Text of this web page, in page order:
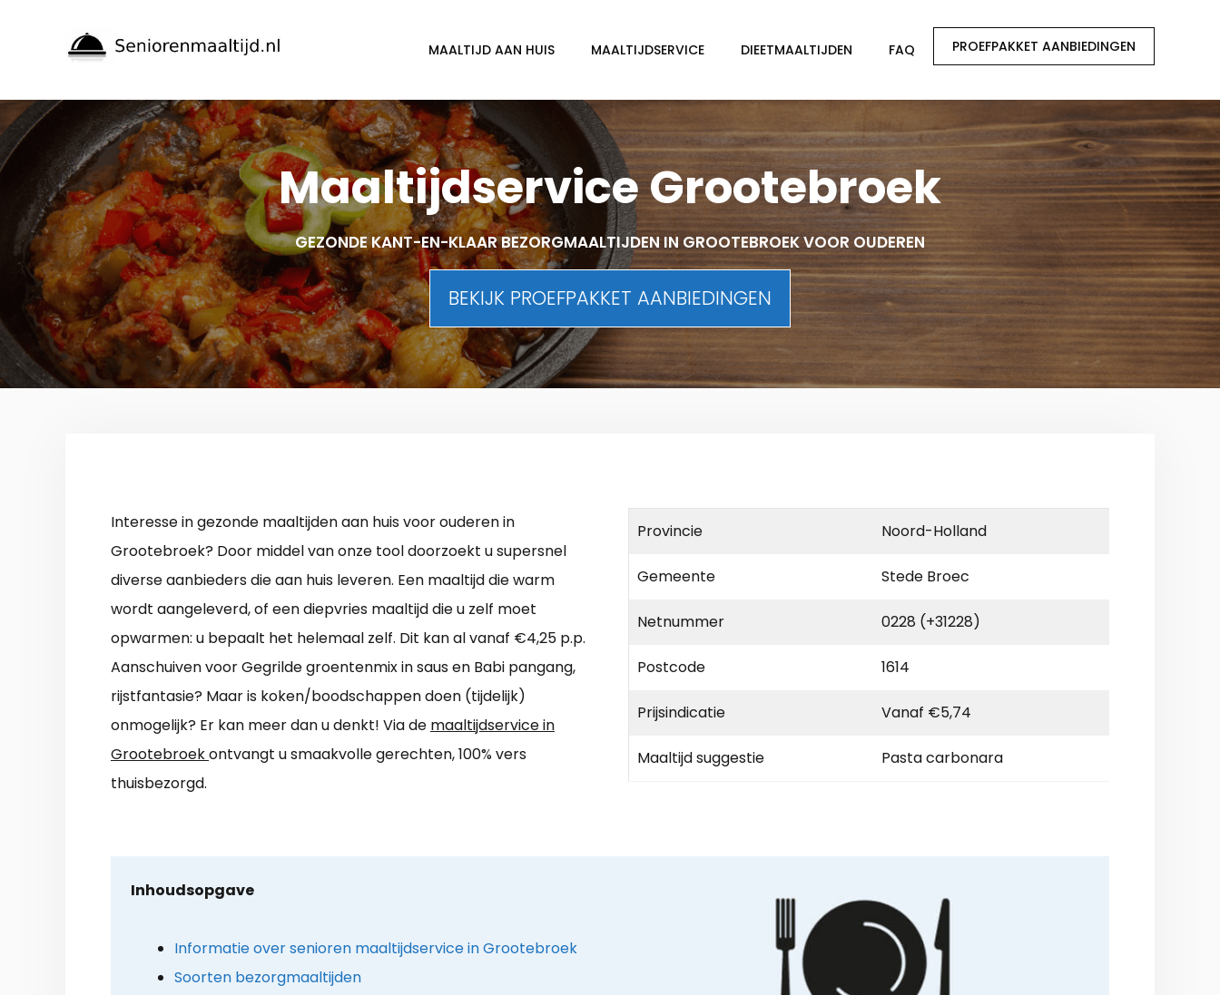
MAALTIJD AAN HUIS MAALTIJDSERVICE DIEETMAALTIJDEN FAQ PROEFPAKKET AANBIEDINGEN
Maaltijdservice Grootebroek
GEZONDE KANT-EN-KLAAR BEZORGMAALTIJDEN IN GROOTEBROEK VOOR OUDEREN
BEKIJK PROEFPAKKET AANBIEDINGEN
Interesse in gezonde maaltijden aan huis voor ouderen in
Grootebroek? Door middel van onze tool doorzoekt u supersnel
diverse aanbieders die aan huis leveren. Een maaltijd die warm
wordt aangeleverd, of een diepvries maaltijd die u zelf moet
opwarmen: u bepaalt het helemaal zelf. Dit kan al vanaf €4,25 p.p.
Aanschuiven voor Gegrilde groentenmix in saus en Babi pangang,
rijstfantasie? Maar is koken/boodschappen doen (tijdelijk)
onmogelijk? Er kan meer dan u denkt! Via de maaltijdservice in
Grootebroekontvangt u smaakvolle gerechten, 100% vers
thuisbezorgd.
Provincie Noord-Holland
Gemeente Stede Broec
Netnummer 0228 (+31228)
Postcode 1614
Prijsindicatie Vanaf €5,74
Maaltijd suggestie Pasta carbonara
Inhoudsopgave
Informatie over senioren maaltijdservice in Grootebroek
Soorten bezorgmaaltijden